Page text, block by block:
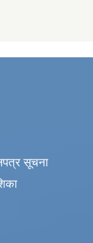
सूचना